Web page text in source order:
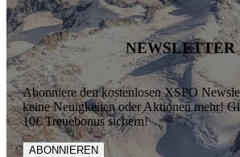
NEWSLETTER
Abonniere den kostenlosen XSPO
keine Neuigkeiten oder Aktionen mehr!
10€ Treuebonus sichern!
ABONNIEREN